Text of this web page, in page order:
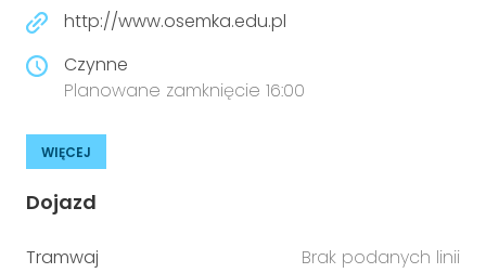
http://www.osemka.edu.pl
Czynne
Planowane zamknięcie 16:00
WIĘCEJ
Dojazd
Tramwaj
Brak podanych linii